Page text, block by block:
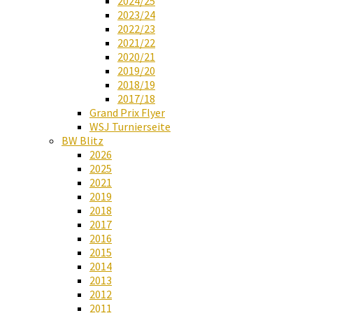
2023/24
2022/23
2021/22
2020/21
2019/20
2018/19
2017/18
Grand Prix Flyer
WSJ Turnierseite
BW Blitz
2026
2025
2021
2019
2018
2017
2016
2015
2014
2013
2012
2011